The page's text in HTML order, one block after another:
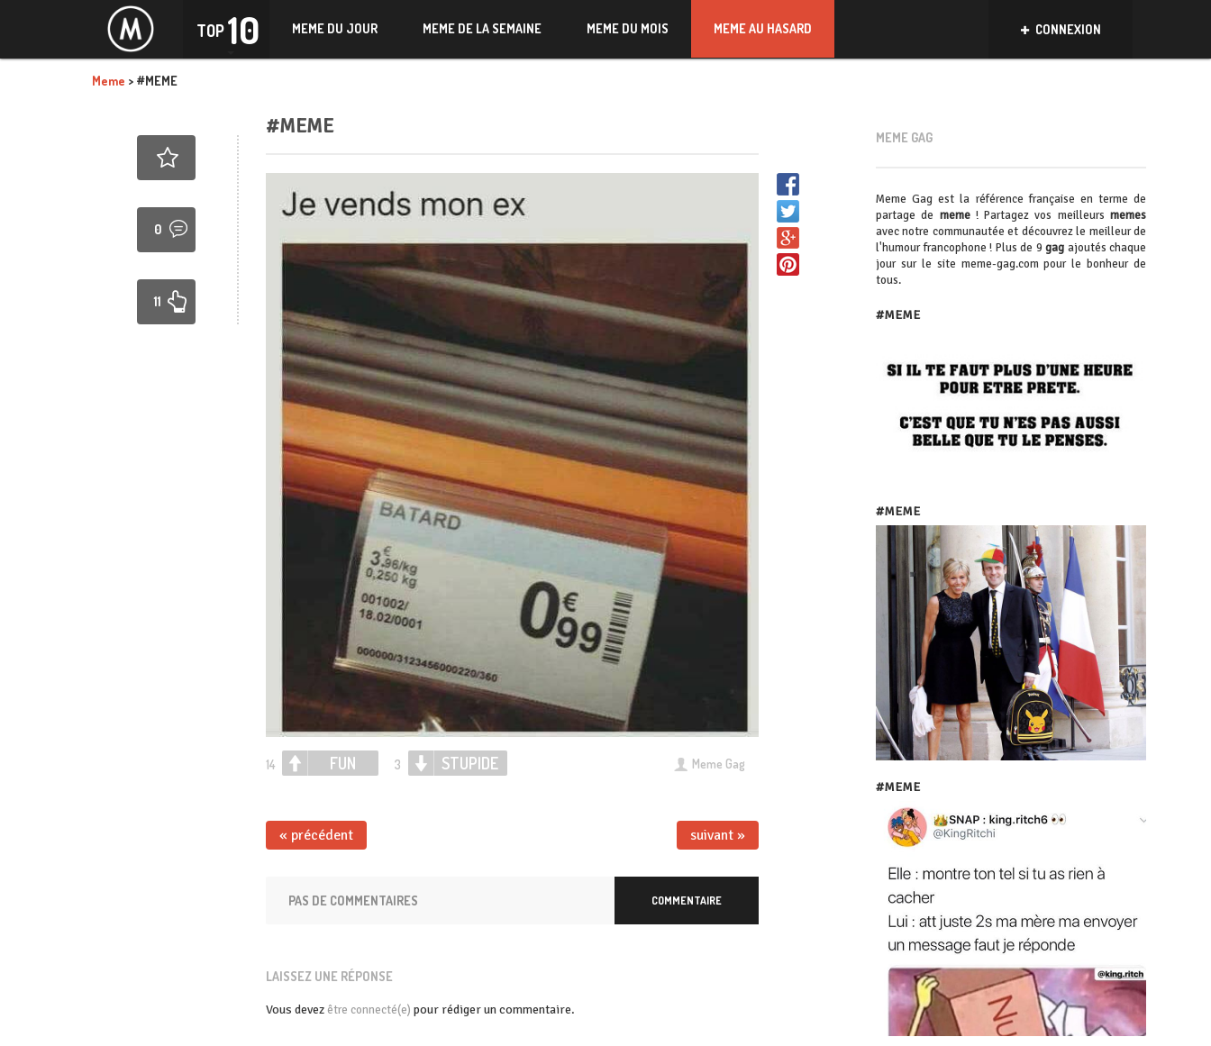
TOP 10 MEME DU JOUR MEME DE LA SEMAINE MEME DU MOIS MEME AU HASARD CONNEXION
Meme > #MEME
0
11
#MEME
Meme Gag
14 FUN 3 STUPIDE
« précédent suivant »
COMMENTAIRE
PAS DE COMMENTAIRES
LAISSEZ UNE RÉPONSE
Vous devez être connecté(e) pour rédiger un commentaire.
MEME GAG
Meme Gag est la référence française en terme de
partage de meme! Partagez vos meilleursmemes
avec notre communautée et découvrez le meilleur de
l'humour francophone ! Plus de 9 gag ajoutés chaque
jour sur le site meme-gag.com pour le bonheur de
tous.
#MEME
#MEME
#MEME